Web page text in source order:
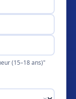
(15–18 ans)"